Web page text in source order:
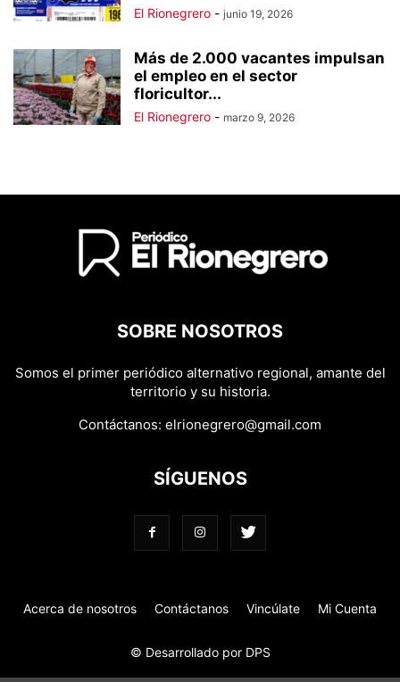
El Rionegrero - junio 19, 2026
Más de 2.000 vacantes impulsan
el empleo en el sector
floricultor...
El Rionegrero - marzo 9, 2026
SOBRE NOSOTROS
Somos el primer periódico alternativo regional, amante del
territorio y su historia.
Contáctanos: elrionegrero@gmail.com
SÍGUENOS
Acerca de nosotros Contáctanos Vincúlate Mi Cuenta
© Desarrollado por DPS